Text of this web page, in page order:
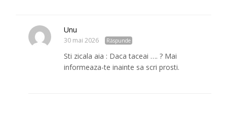
Unu
30 mai 2026 Răspunde
Sti zicala aia : Daca taceai …. ? Mai
informeaza-te inainte sa scri prosti.